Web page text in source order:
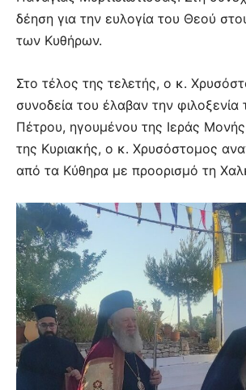
δέηση για την ευλογία του Θεού
των Κυθήρων.
Στο τέλος της τελετής, ο κ.
συνοδεία του έλαβαν την φιλοξενία
Πέτρου, ηγουμένου της Ιεράς
της Κυριακής, ο κ. Χρυσόστομος
από τα Κύθηρα με προορισμό τη